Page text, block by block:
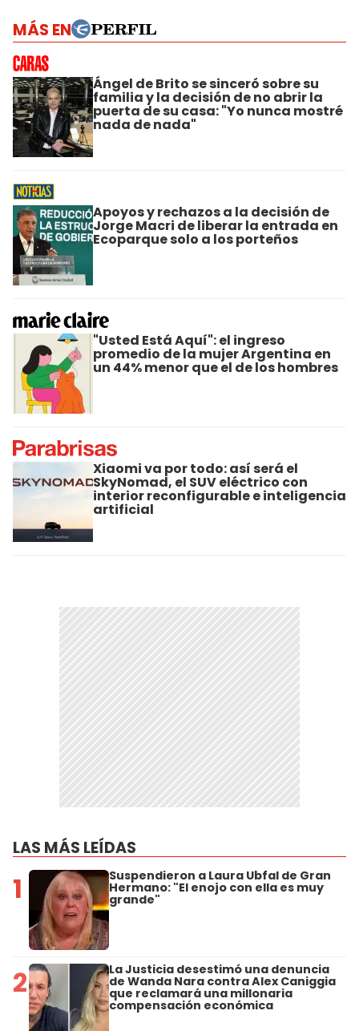
MÁS EN
Ángel de Brito se sinceró sobre su
familia y la decisión de no abrir la
puerta de su casa: "Yo nunca mostré
nada de nada"
Apoyos y rechazos a la decisión de
Jorge Macri de liberar la entrada en
Ecoparque solo a los porteños
"Usted Está Aquí": el ingreso
promedio de la mujer Argentina en
un 44% menor que el de los hombres
Xiaomi va por todo: así será el
SkyNomad, el SUV eléctrico con
interior reconfigurable e inteligencia
artificial
LAS MÁS LEÍDAS
1 Suspendieron a Laura Ubfal de Gran
Hermano: "El enojo con ella es muy
grande"
2 La Justicia desestimó una denuncia
de Wanda Nara contra Alex Caniggia
que reclamará una millonaria
compensación económica